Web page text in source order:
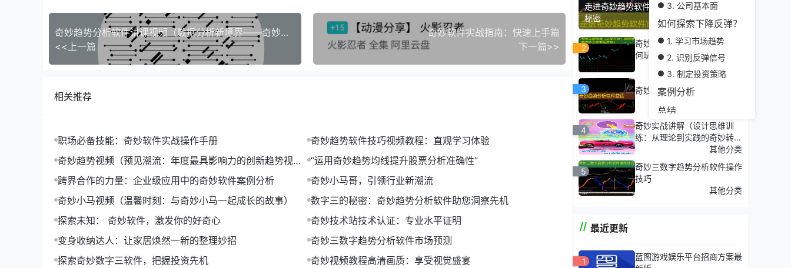
3. 公司基本面
如何探索下降反弹？
1. 学习市场趋势
2. 识别反弹信号
3. 制定投资策略
案例分析
总结
3. 公司基本面
公司基本面，如业绩、盈利能力等，也是影响股价的重要因素。当一家公司发布业绩报告，超出市场预期时，可能会推动
股价反弹。
投资者应关注市场趋势，了解市场何时处于下降阶段。可以通过技术分析、基本面分析等方法来识别市场趋势。
2. 识别反弹信号
奇妙趋势分析软件讲课视频（数据分析新境界——奇妙趋势分析软件实战讲课视频分享）
<<上一篇
奇妙软件实战指南：快速上手篇
下一篇>>
相关推荐
职场必备技能：奇妙软件实战操作手册
奇妙趋势软件技巧视频教程：直观学习体验
奇妙趋势视频（预见潮流：年度最具影响力的创新趋势视频
分享）
“运用奇妙趋势均线提升股票分析准确性”
跨界合作的力量：企业级应用中的奇妙软件案例分析
奇妙小马哥，引领行业新潮流
奇妙小马视频（温馨时刻：与奇妙小马一起成长的故事）
数字三的秘密：奇妙趋势分析软件助您洞察先机
探索未知： 奇妙软件，激发你的好奇心
奇妙技术站技术认证：专业水平证明
变身收纳达人：让家居焕然一新的整理妙招
奇妙三数字趋势分析软件市场预测
探索奇妙数字三软件，把握投资先机
奇妙视频教程高清画质：享受视觉盛宴
走进奇妙趋势软件官网, 探索数据背后的
秘密
2
奇妙三定制版（从零开始：如
何玩转奇妙三定制版游戏）
3
奇妙趋势分析软件益达
4
奇妙实战讲解（设计思维训
练：从理论到实践的奇妙转
其他分类
5
奇妙三数字趋势分析软件操作
技巧
其他分类
最近更新
1
蓝图游戏娱乐平台招商方案最